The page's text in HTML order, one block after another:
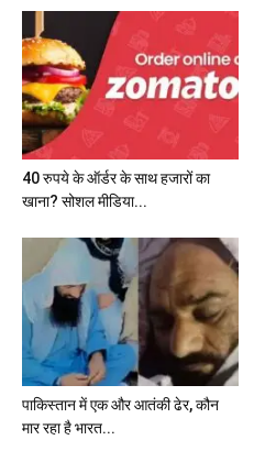
40 रुपये के ऑर्डर के साथ हजारों का
खाना? सोशल मीडिया...
पाकिस्तान में एक और आतंकी ढेर, कौन
मार रहा है भारत...